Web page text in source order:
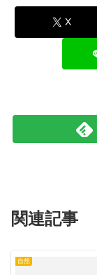
X
関連記事
自然